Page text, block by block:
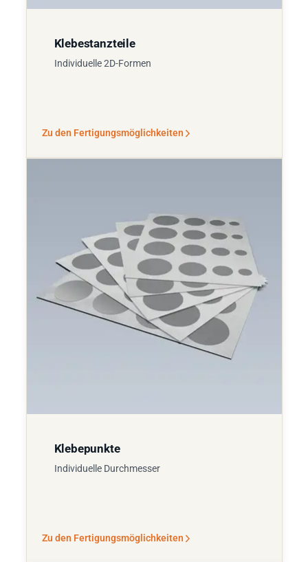
Klebestanzteile
Individuelle 2D-Formen
Zu den Fertigungsmöglichkeiten
Klebepunkte
Individuelle Durchmesser
Zu den Fertigungsmöglichkeiten